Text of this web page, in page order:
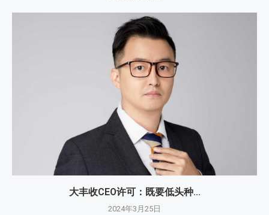
大丰收CEO许可：既要低头种...
2024年3月25日